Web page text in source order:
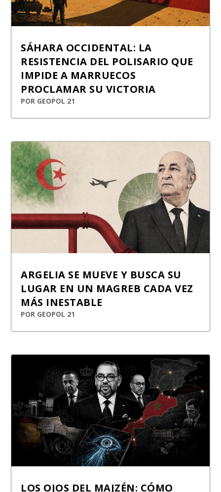
SÁHARA OCCIDENTAL: LA
RESISTENCIA DEL POLISARIO QUE
IMPIDE A MARRUECOS
PROCLAMAR SU VICTORIA
POR GEOPOL 21
ARGELIA SE MUEVE Y BUSCA SU
LUGAR EN UN MAGREB CADA VEZ
MÁS INESTABLE
POR GEOPOL 21
LOS OJOS DEL MAJZÉN: CÓMO